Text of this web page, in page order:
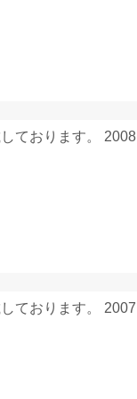
ております。 2008
ております。 2007